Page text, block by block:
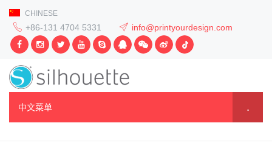
CHINESE
+86-131 4704 5331 info@printyourdesign.com
中文菜单